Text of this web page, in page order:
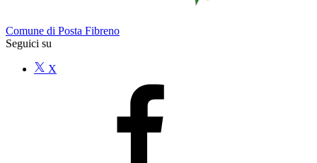
Comune di Posta Fibreno
Seguici su
X